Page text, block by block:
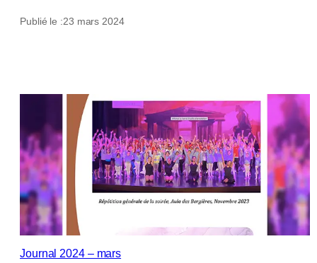
Publié le :23 mars 2024
Journal 2024 – mars